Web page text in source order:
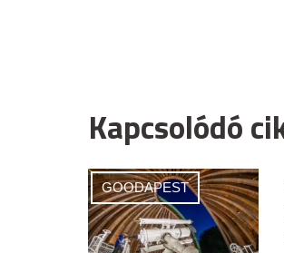
Kapcsolódó
GOODAPEST